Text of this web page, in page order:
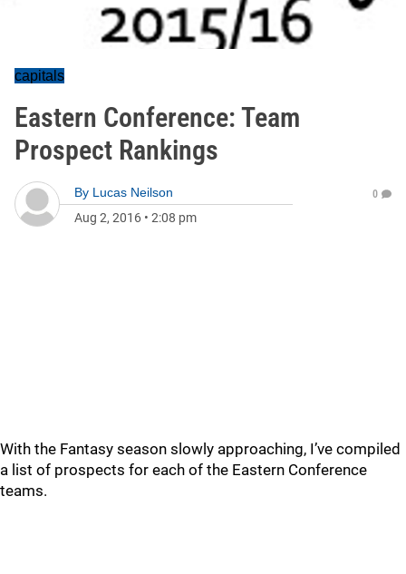
capitals
Eastern Conference: Team
Prospect Rankings
By Lucas Neilson
Aug 2, 2016 • 2:08 pm
0
With the Fantasy season slowly approaching, I’ve compiled
a list of prospects for each of the Eastern Conference
teams.